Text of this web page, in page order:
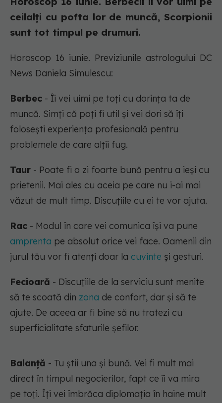
ceilalți cu pofta lor de muncă, Scorpionii
sunt tot timpul pe drumuri.
Horoscop 16 iunie. Previziunile astrologului DC
News Daniela Simulescu:
Berbec - Îi vei uimi pe toți cu dorința ta de
muncă. Simți că poți fi util și vei dori să îți
folosești experiența profesională pentru
problemele de care alții fug.
Taur - Poate fi o zi foarte bună pentru a ieși cu
prietenii. Mai ales cu aceia pe care nu i-ai mai
văzut de mult timp. Discuțiile cu ei te vor ajuta.
Rac - Modul în care vei comunica își va pune
amprenta pe absolut orice vei face. Oamenii din
jurul tău vor fi atenți doar la cuvinte și gesturi.
Fecioară - Discuțiile de la serviciu sunt menite
să te scoată din zona de confort, dar și să te
ajute. De aceea ar fi bine să nu tratezi cu
superficialitate sfaturile șefilor.
Balanță - Tu știi una și bună. Vei fi mult mai
direct în timpul negocierilor, fapt ce îi va mira
pe toți. Îți vei îmbrăca diplomația în haine mult